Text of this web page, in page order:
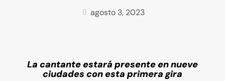
agosto 3, 2023
La cantante estará presente en nueve
ciudades con esta primera gira